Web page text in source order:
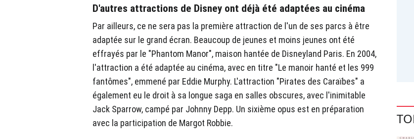
D'autres attractions de Disney ont déjà été adaptées au cinéma
Par ailleurs, ce ne sera pas la première attraction de l'un de ses parcs à être
adaptée sur le grand écran. Beaucoup de jeunes et moins jeunes ont été
effrayés par le "Phantom Manor", maison hantée de Disneyland Paris. En 2004,
l'attraction a été adaptée au cinéma, avec en titre "Le manoir hanté et les 999
fantômes", emmené par Eddie Murphy. L'attraction "Pirates des Caraïbes" a
également eu le droit à sa longue saga en salles obscures, avec l'inimitable
Jack Sparrow, campé par Johnny Depp. Un sixième opus est en préparation
avec la participation de Margot Robbie.